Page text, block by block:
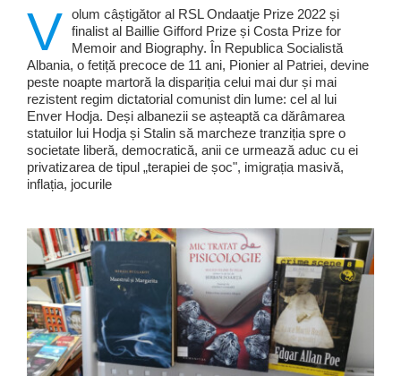
V olum câștigător al RSL Ondaatje Prize 2022 și
finalist al Baillie Gifford Prize și Costa Prize for
Memoir and Biography. În Republica Socialistă
Albania, o fetiță precoce de 11 ani, Pionier al Patriei, devine
peste noapte martoră la dispariția celui mai dur și mai
rezistent regim dictatorial comunist din lume: cel al lui
Enver Hodja. Deși albanezii se așteaptă ca dărâmarea
statuilor lui Hodja și Stalin să marcheze tranziția spre o
societate liberă, democratică, anii ce urmează aduc cu ei
privatizarea de tipul „terapiei de șoc", imigrația masivă,
inflația, jocurile